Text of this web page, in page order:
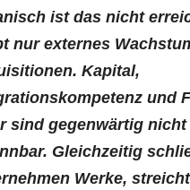
ist das nicht
nur externes
Kapital,
und
sind gegenwärtig nicht
Gleichzeitig
Werke,